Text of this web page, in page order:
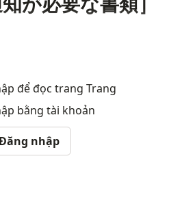
để đọc trang Trang
bằng tài khoản
nhập